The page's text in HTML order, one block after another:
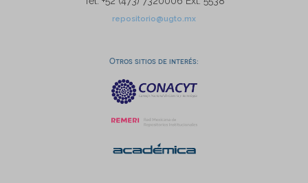
repositorio@ugto.mx
Otros sitios de interés: